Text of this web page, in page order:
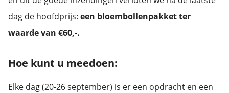
dag de hoofdprijs: een bloembollenpakket ter
waarde van €60,-.
Hoe kunt u meedoen:
Elke dag (20-26 september) is er een opdracht en een